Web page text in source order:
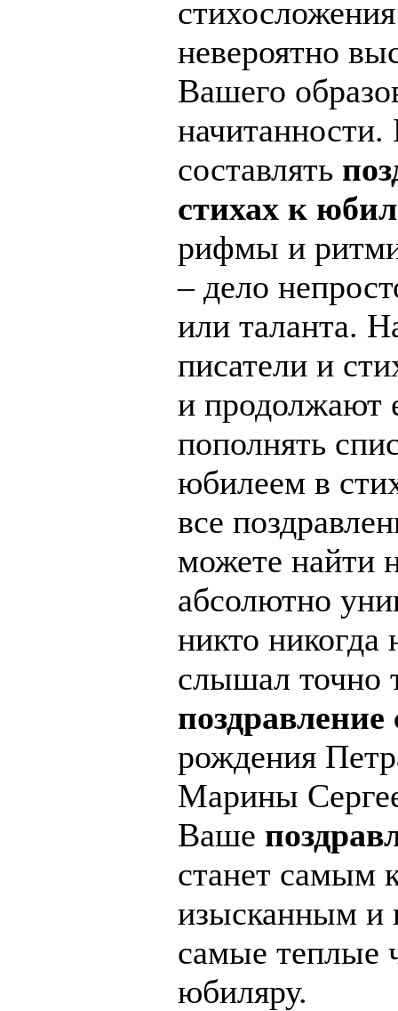
невероятно
Вашего
составлять
стихах к
рифмы и
– дело
или таланта.
писатели и
и продолжают
пополнять
юбилеем в
все
можете найти
абсолютно
никто никогда
слышал точно
рождения
Марины
Ваше
станет самым
изысканным и
самые теплые
юбиляру.